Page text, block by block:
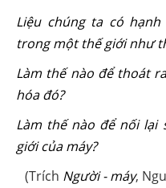
Liệu chúng ta có
trong một thế giới như
Làm thế nào để thoát
hóa đó?
Làm thế nào để nối
giới của máy?
(Trích Người - máy,